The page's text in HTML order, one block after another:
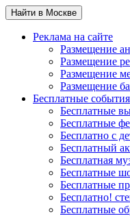
Найти в Москве
Реклама на сайте
Размещение
Размещение
Размещение
Размещение
Бесплатные события
Бесплатные
Бесплатные
Бесплатно с
Бесплатный
Бесплатная
Бесплатные
Бесплатные
Бесплатно!
Бесплатные